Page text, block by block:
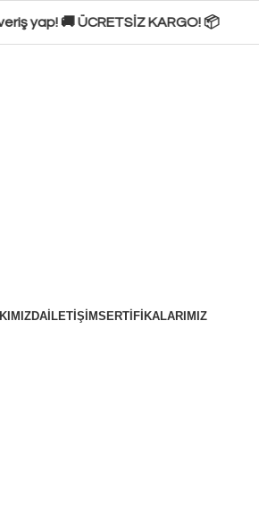
🚚 ÜCRETSİZ KARGO! 📦
İLETIŞIMSERTIFIKALARIMIZ